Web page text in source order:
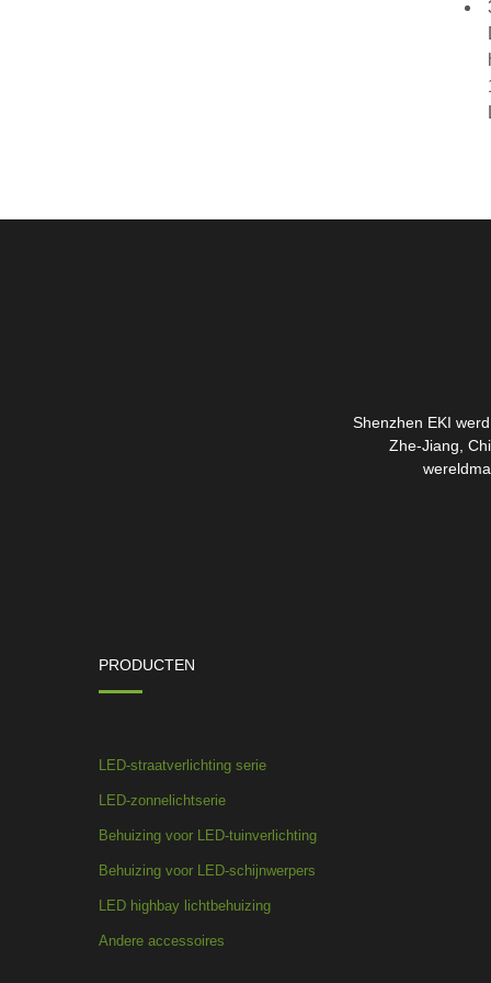
Shenzhen EKI
Zhe-Jiang,
PRODUCTEN
LED-straatverlichting serie
LED-zonnelichtserie
Behuizing voor LED-tuinverlichting
Behuizing voor LED-schijnwerpers
LED highbay lichtbehuizing
Andere accessoires